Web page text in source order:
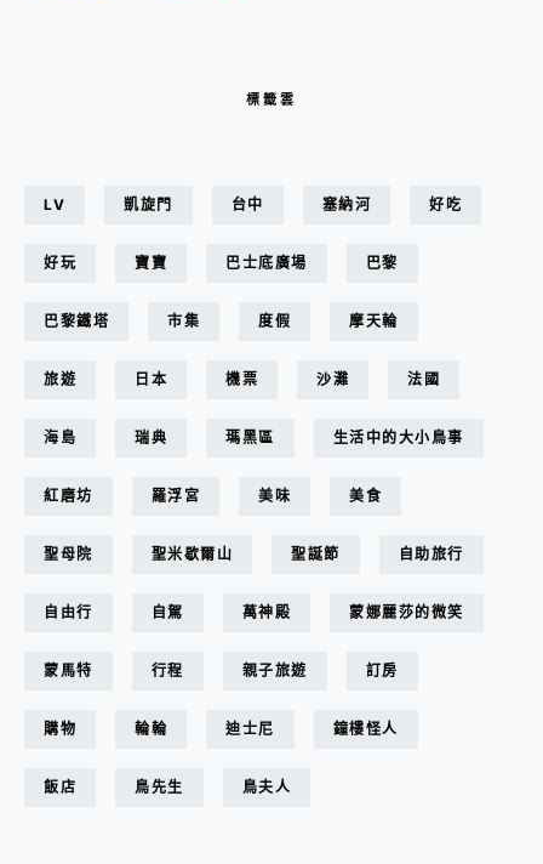
標籤雲
LV 凱旋門 台中 塞納河 好吃
好玩 寶寶 巴士底廣場 巴黎
巴黎鐵塔 市集 度假 摩天輪
旅遊 日本 機票 沙灘 法國
海島 瑞典 瑪黑區 生活中的大小鳥事
紅磨坊 羅浮宮 美味 美食
聖母院 聖米歇爾山 聖誕節 自助旅行
自由行 自駕 萬神殿 蒙娜麗莎的微笑
蒙馬特 行程 親子旅遊 訂房
購物 輪輪 迪士尼 鐘樓怪人
飯店 鳥先生 鳥夫人